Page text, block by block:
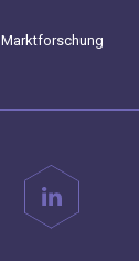
Marktforschung